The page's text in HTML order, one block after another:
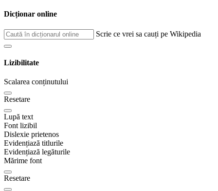
Dicționar online
Scrie ce vrei sa cauți pe Wikipedia
Lizibilitate
Scalarea conținutului
Resetare
Lupă text
Font lizibil
Dislexie prietenos
Evidențiază titlurile
Evidențiază legăturile
Mărime font
Resetare